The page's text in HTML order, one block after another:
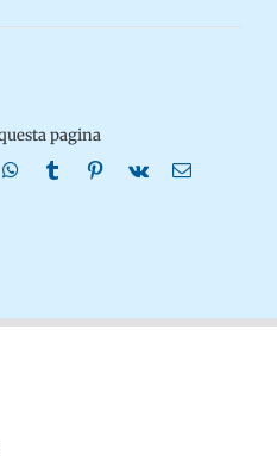
pagina
WhatsApp
TumblrPinterest
Vk Email